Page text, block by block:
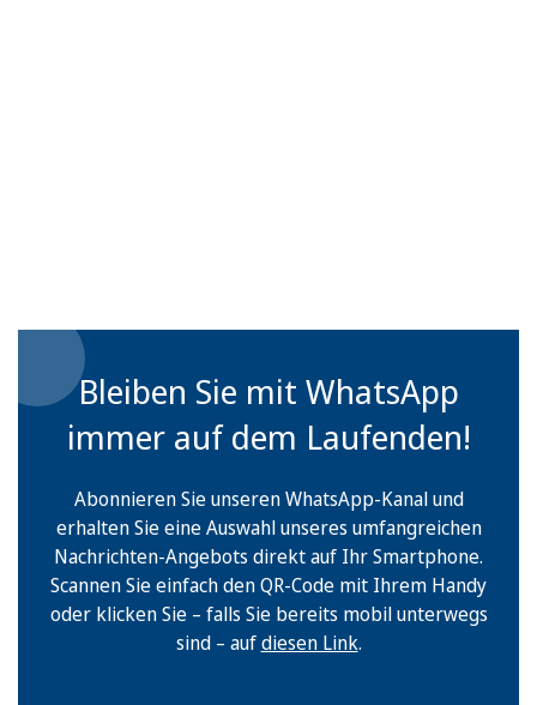
Bleiben Sie mit WhatsApp
immer auf dem Laufenden!
Abonnieren Sie unseren WhatsApp-Kanal und
erhalten Sie eine Auswahl unseres umfangreichen
Nachrichten-Angebots direkt auf Ihr Smartphone.
Scannen Sie einfach den QR-Code mit Ihrem Handy
oder klicken Sie – falls Sie bereits mobil unterwegs
sind – aufdiesen Link.